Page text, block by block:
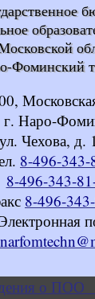
Фоминский
г. Наро-
ул. Чехова, д.
8-496-343-
8-496-343-
8-496-
о